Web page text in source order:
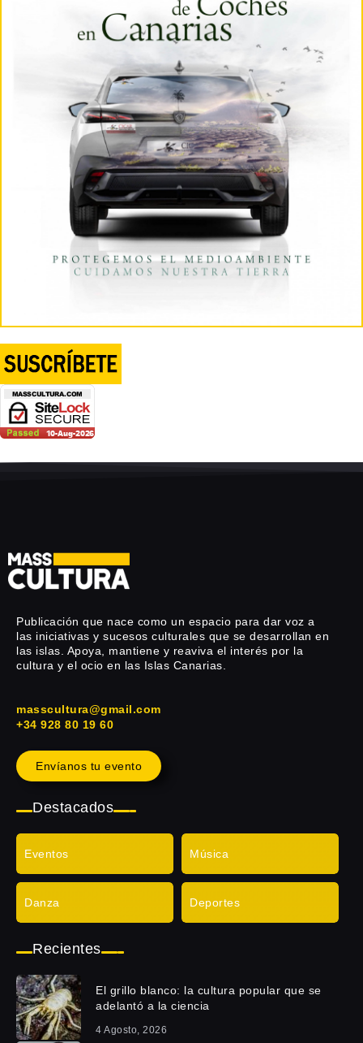
Publicación que nace como un espacio para dar voz a
las iniciativas y sucesos culturales que se desarrollan en
las islas. Apoya, mantiene y reaviva el interés por la
cultura y el ocio en las Islas Canarias.
masscultura@gmail.com
+34 928 80 19 60
Envíanos tu evento
Destacados
Eventos Música
Danza Deportes
Recientes
El grillo blanco: la cultura popular que se
adelantó a la ciencia
4 Agosto, 2026